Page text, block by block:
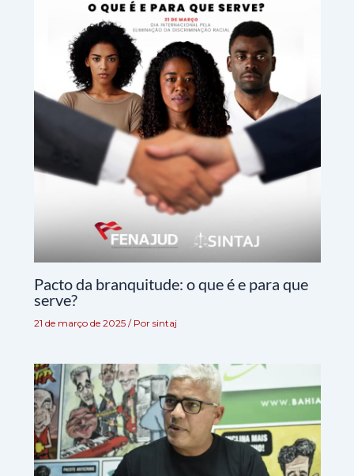
Pacto da branquitude: o que é e para que
serve?
21 de março de 2025 / Por sintaj